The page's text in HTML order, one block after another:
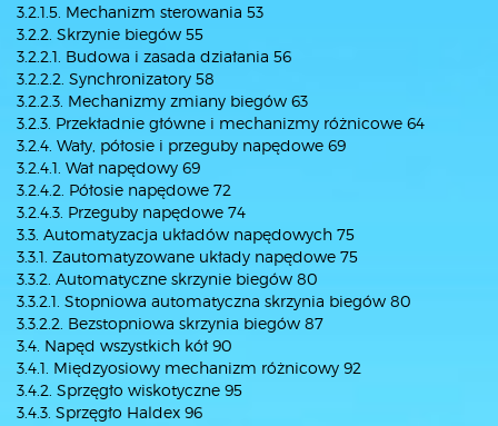
3.2.1.5. Mechanizm sterowania 53
3.2.2. Skrzynie biegów 55
3.2.2.1. Budowa i zasada działania 56
3.2.2.2. Synchronizatory 58
3.2.2.3. Mechanizmy zmiany biegów 63
3.2.3. Przekładnie główne i mechanizmy różnicowe 64
3.2.4. Wały, półosie i przeguby napędowe 69
3.2.4.1. Wał napędowy 69
3.2.4.2. Półosie napędowe 72
3.2.4.3. Przeguby napędowe 74
3.3. Automatyzacja układów napędowych 75
3.3.1. Zautomatyzowane układy napędowe 75
3.3.2. Automatyczne skrzynie biegów 80
3.3.2.1. Stopniowa automatyczna skrzynia biegów 80
3.3.2.2. Bezstopniowa skrzynia biegów 87
3.4. Napęd wszystkich kół 90
3.4.1. Międzyosiowy mechanizm różnicowy 92
3.4.2. Sprzęgło wiskotyczne 95
3.4.3. Sprzęgło Haldex 96